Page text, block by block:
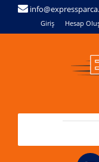
Giriş Hesap